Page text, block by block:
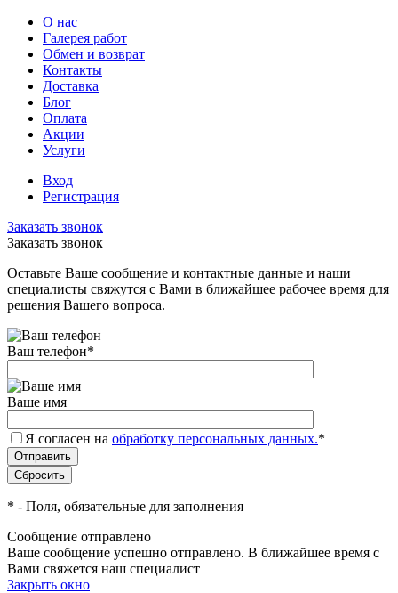
О нас
Галерея работ
Обмен и возврат
Контакты
Доставка
Блог
Оплата
Акции
Услуги
Вход
Регистрация
Заказать звонок
Заказать звонок
Оставьте Ваше сообщение и контактные данные и наши
специалисты свяжутся с Вами в ближайшее рабочее время для
решения Вашего вопроса.
Ваш телефон*
Ваше имя
Я согласен на обработку персональных данных.*
* - Поля, обязательные для заполнения
Сообщение отправлено
Ваше сообщение успешно отправлено. В ближайшее время с
Вами свяжется наш специалист
Закрыть окно